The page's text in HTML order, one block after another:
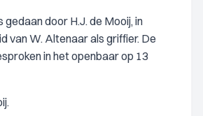
door H.J. de Mooij, in
van W. Altenaar als griffier. De
in het openbaar op 13